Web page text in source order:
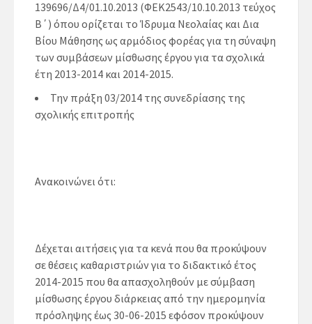
139696/Δ4/01.10.2013 (ΦΕΚ2543/10.10.2013 τεύχος
Β΄) όπου ορίζεται το Ίδρυμα Νεολαίας και Δια
Βίου Μάθησης ως αρμόδιος φορέας για τη σύναψη
των συμβάσεων μίσθωσης έργου για τα σχολικά
έτη 2013-2014 και 2014-2015.
Την πράξη 03/2014 της συνεδρίασης της
σχολικής επιτροπής
Ανακοινώνει ότι:
Δέχεται αιτήσεις για τα κενά που θα προκύψουν
σε θέσεις καθαριστριών για το διδακτικό έτος
2014-2015 που θα απασχοληθούν με σύμβαση
μίσθωσης έργου διάρκειας από την ημερομηνία
πρόσληψης έως 30-06-2015 εφόσον προκύψουν